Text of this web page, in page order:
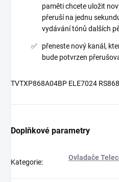
paměti chcete uložit
přeruší na jednu
vydávání tónů dalších
přeneste nový kanál,
bude potvrzen
TVTXP868A04BP ELE7024 RS868
Doplňkové parametry
Kategorie:
Ovladače